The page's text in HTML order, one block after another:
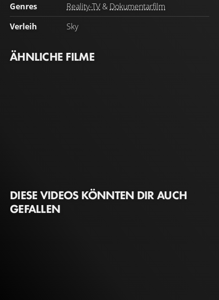
Genres Reality-TV & Dokumentarfilm
Verleih
Sky
ÄHNLICHE FILME
DIESE VIDEOS KÖNNTEN DIR AUCH
GEFALLEN